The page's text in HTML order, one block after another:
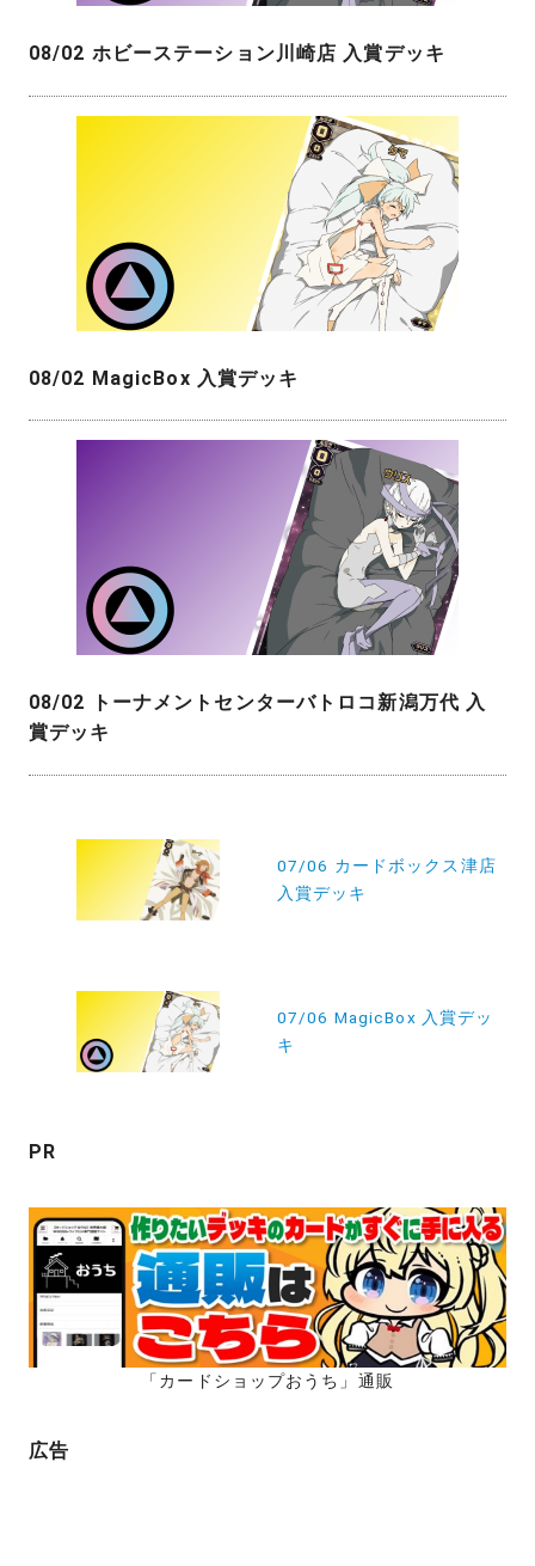
08/02 ホビーステーション川崎店 入賞デッキ
08/02 MagicBox 入賞デッキ
08/02 トーナメントセンターバトロコ新潟万代 入
賞デッキ
ン
07/06 カードボックス津店
入賞デッキ
07/06 MagicBox 入賞デッ
キ
PR
「カードショップおうち」通販
広告